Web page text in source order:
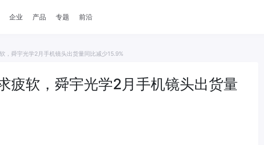
企业 产品 专题 前沿
，舜宇光学2月手机镜头出货量同比减少15.9%
疲软，舜宇光学2月手机镜头出货量